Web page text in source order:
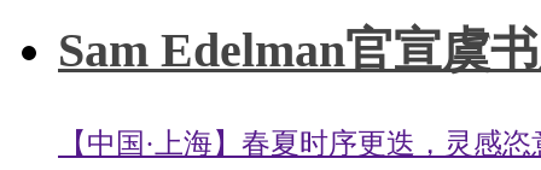
Sam Edelman官宣虞
【中国·上海】春夏时序更迭，灵感